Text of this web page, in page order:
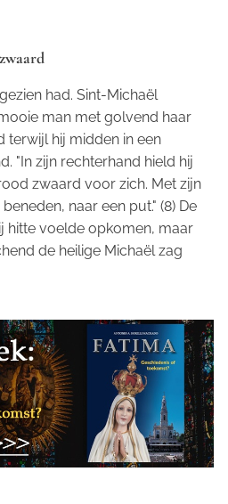
had. Sint-Michaël
man met golvend haar
terwijl hij midden in een
"In zijn rechterhand hield hij
zwaard voor zich. Met zijn
naar een put." (8) De
hitte voelde opkomen, maar
de heilige Michaël zag